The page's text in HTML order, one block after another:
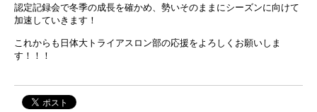
認定記録会で冬季の成長を確かめ、勢いそのままにシーズンに向けて
加速していきます！
これからも日体大トライアスロン部の応援をよろしくお願いしま
す！！！